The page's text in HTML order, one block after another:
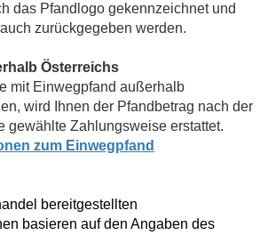
das Pfandlogo gekennzeichnet und
zurückgegeben werden.
Österreichs
mit Einwegpfand außerhalb
wird Ihnen der Pfandbetrag nach der
gewählte Zahlungsweise erstattet.
zum Einwegpfand
bereitgestellten
basieren auf den Angaben des